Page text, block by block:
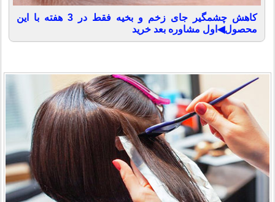
کاهش چشمگیر جای زخم و بخیه فقط در 3 هفته با این
محصول◀اول مشاوره بعد خرید